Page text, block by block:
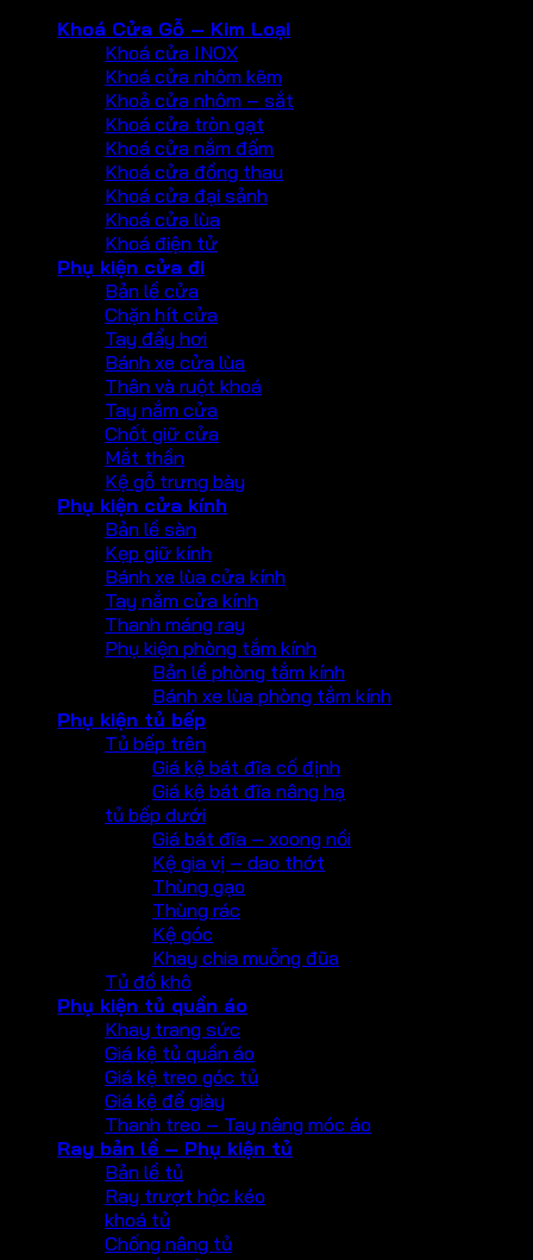
Khoá Cửa Gỗ – Kim Loại
Khoá cửa INOX
Khoá cửa nhôm kẽm
Khoả cửa nhôm – sắt
Khoá cửa tròn gạt
Khoá cửa nắm đấm
Khoá cửa đồng thau
Khoá cửa đại sảnh
Khoá cửa lùa
Khoá điện tử
Phụ kiện cửa đi
Bản lề cửa
Chặn hít cửa
Tay đẩy hơi
Bánh xe cửa lùa
Thân và ruột khoá
Tay nắm cửa
Chốt giữ cửa
Mắt thần
Kệ gỗ trưng bày
Phụ kiện cửa kính
Bản lề sàn
Kẹp giữ kính
Bánh xe lùa cửa kính
Tay nắm cửa kính
Thanh máng ray
Phụ kiện phòng tắm kính
Bản lề phòng tắm kính
Bánh xe lùa phòng tắm kính
Phụ kiện tủ bếp
Tủ bếp trên
Giá kệ bát đĩa cố định
Giá kệ bát đĩa nâng hạ
tủ bếp dưới
Giá bát đĩa – xoong nồi
Kệ gia vị – dao thớt
Thùng gạo
Thùng rác
Kệ góc
Khay chia muỗng đũa
Tủ đồ khô
Phụ kiện tủ quần áo
Khay trang sức
Giá kệ tủ quần áo
Giá kệ treo góc tủ
Giá kệ để giày
Thanh treo – Tay nâng móc áo
Ray bản lề – Phụ kiện tủ
Bản lề tủ
Ray trượt hộc kéo
khoá tủ
Chống nâng tủ